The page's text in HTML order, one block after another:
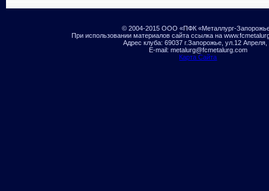
© 2004-2015 ООО «ПФК «Металлург-
При использовании материалов сайта ссылка на
Адрес клуба: 69037 г.Запорожье, ул.12 Апреля,
E-mail: metalurg@fcmetalurg.com
Карта Сайта